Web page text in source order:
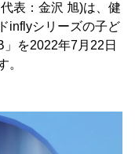
表：金沢 旭)は、健
inflyシリーズの子ど
を2022年7月22日
。